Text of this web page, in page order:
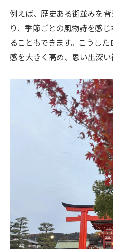
例えば、歴史ある街並みを
り、季節ごとの風物詩を感
ることもできます。こうし
感を大きく高め、思い出深い